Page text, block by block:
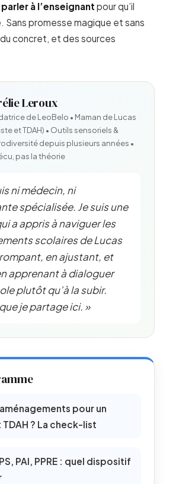
à l’enseignant pour qu’il
Sans promesse magique et sans
concret, et des sources
Leroux
de LeoBelo • Maman de Lucas
et TDAH) • Outils sensoriels &
depuis plusieurs années •
pas la théorie
ni médecin, ni
spécialisée. Je suis une
a appris à naviguer les
scolaires de Lucas
en ajustant, et
apprenant à dialoguer
plutôt qu’à la subir.
je partage ici. »
pour un
? La check-list
PAI, PPRE : quel dispositif